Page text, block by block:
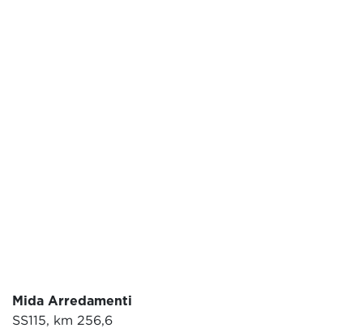
Mida Arredamenti
SS115, km 256,6